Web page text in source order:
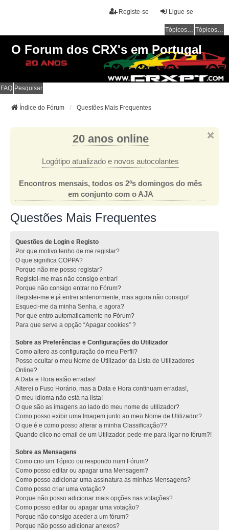
Ligue-se
Registe-se
Tópicos sem resposta Tópicos ativos
O Forum dos CRX's em Portugal
FAQ Pesquisar
Índice do Fórum Questões Mais Frequentes
20 anos online
Logótipo atualizado e novos autocolantes
Encontros mensais, todos os 2ºs domingos do mês
em conjunto com o AJA
Questões Mais Frequentes
Questões de Login e Registo
Por que motivo tenho de me registar?
O que significa COPPA?
Porque não me posso registar?
Registei-me mas não consigo entrar!
Porque não consigo entrar no Fórum?
Registei-me e já entrei anteriormente, mas agora não consigo!
Esqueci-me da minha Senha, e agora?
Por que entro automaticamente no Fórum?
Para que serve a opção “Apagar cookies” ?
Sobre as Preferências e Configurações do Utilizador
Como altero as configuração do meu Perfil?
Posso ocultar o meu Nome de Utilizador da Lista de Utilizadores
Online?
A Data e Hora estão erradas!
Alterei o Fuso Horário, mas a Data e Hora continuam erradas!,
O meu idioma não está na lista!
O que são as imagens ao lado do meu nome de utilizador?
Como posso exibir uma Imagem junto ao meu Nome de Utilizador?
O que é e como posso alterar a minha Classificação??
Quando clico no email de um Utilizador, pede-me para ligar no fórum?!
Sobre as Mensagens
Como crio um Tópico ou respondo num Fórum?
Como posso editar ou apagar uma Mensagem?
Como posso adicionar uma assinatura às minhas Mensagens?
Como posso criar uma votação?
Porque não posso adicionar mais opções nas votações?
Como posso editar ou apagar uma votação?
Porque não consigo aceder a um fórum?
Porque não posso adicionar anexos?